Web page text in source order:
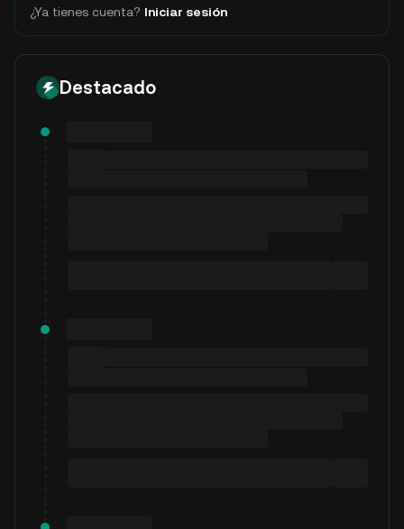
¿Ya tienes cuenta? Iniciar sesión
Destacado